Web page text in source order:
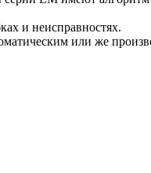
и неисправностях.
или же